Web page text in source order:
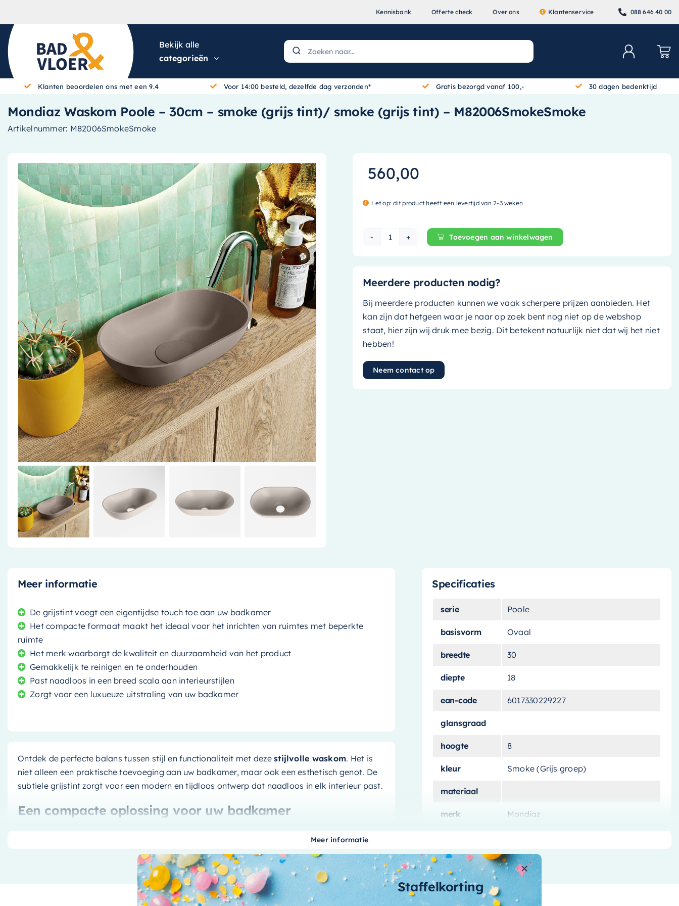
Kennisbank Offerte check Over ons Klantenservice 088 646 40 00
Bekijk alle
categorieën
Klanten beoordelen ons met een 9.4 Voor 14:00 besteld, dezelfde dag verzonden* Gratis bezorgd vanaf 100,- 30 dagen bedenktijd
Mondiaz Waskom Poole – 30cm – smoke (grijs tint)/ smoke (grijs tint) – M82006SmokeSmoke
Artikelnummer: M82006SmokeSmoke
560,00
Let op: dit product heeft een levertijd van 2-3 weken
Mondiaz Waskom Poole - 30cm - smoke (grijs tint)/ smoke (grijs tint) -
Toevoegen aan winkelwagen
Meerdere producten nodig?
Bij meerdere producten kunnen we vaak scherpere prijzen aanbieden. Het
kan zijn dat hetgeen waar je naar op zoek bent nog niet op de webshop
staat, hier zijn wij druk mee bezig. Dit betekent natuurlijk niet dat wij het niet
hebben!
Neem contact op
Meer informatie
De grijstint voegt een eigentijdse touch toe aan uw badkamer
Het compacte formaat maakt het ideaal voor het inrichten van ruimtes met beperkte
ruimte
Het merk waarborgt de kwaliteit en duurzaamheid van het product
Gemakkelijk te reinigen en te onderhouden
Past naadloos in een breed scala aan interieurstijlen
Zorgt voor een luxueuze uitstraling van uw badkamer
Ontdek de perfecte balans tussen stijl en functionaliteit met dezestijlvolle waskom. Het is
niet alleen een praktische toevoeging aan uw badkamer, maar ook een esthetisch genot. De
subtiele grijstint zorgt voor een modern en tijdloos ontwerp dat naadloos in elk interieur past.
Een compacte oplossing voor uw badkamer
Heeft u een kleinere badkamer of wilt u gewoon een minimalistischer gevoel? Dezewaskom
is precies wat u nodig heeft. Met een diameter van slechts 30cm, neemt het product weinig
ruimte in beslag, maar biedt het toch voldoende oppervlak voor dagelijks gebruik. Bovendien
is het dankzij het compacte formaat gemakkelijker schoon te maken en te onderhouden.
Specificaties
serie Poole
basisvorm Ovaal
breedte 30
diepte 18
ean-code 6017330229227
glansgraad
hoogte 8
kleur Smoke (Grijs groep)
materiaal
merk Mondiaz
met-overloop
met-
afvoerplug
Meer informatie
Staffelkorting